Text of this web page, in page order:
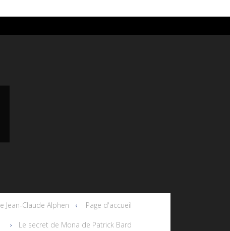
Jean-Claude Alphen Page d'accueil
Le secret de Mona de Patrick Bard